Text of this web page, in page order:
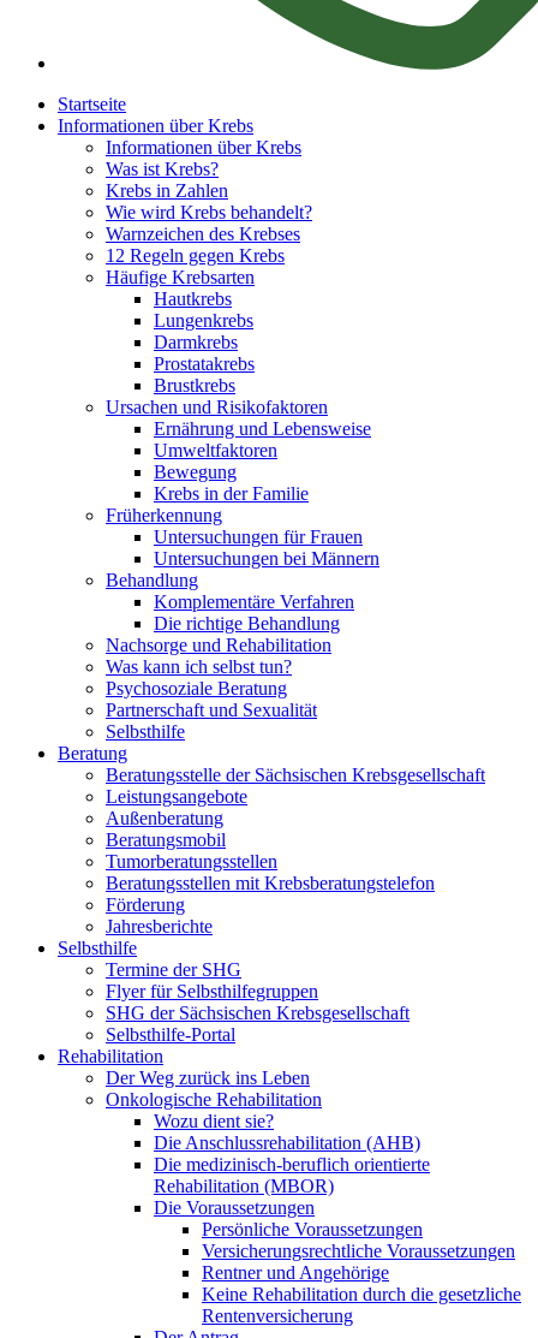
Startseite
Informationen über Krebs
Informationen über Krebs
Was ist Krebs?
Krebs in Zahlen
Wie wird Krebs behandelt?
Warnzeichen des Krebses
12 Regeln gegen Krebs
Häufige Krebsarten
Hautkrebs
Lungenkrebs
Darmkrebs
Prostatakrebs
Brustkrebs
Ursachen und Risikofaktoren
Ernährung und Lebensweise
Umweltfaktoren
Bewegung
Krebs in der Familie
Früherkennung
Untersuchungen für Frauen
Untersuchungen bei Männern
Behandlung
Komplementäre Verfahren
Die richtige Behandlung
Nachsorge und Rehabilitation
Was kann ich selbst tun?
Psychosoziale Beratung
Partnerschaft und Sexualität
Selbsthilfe
Beratung
Beratungsstelle der Sächsischen Krebsgesellschaft
Leistungsangebote
Außenberatung
Beratungsmobil
Tumorberatungsstellen
Beratungsstellen mit Krebsberatungstelefon
Förderung
Jahresberichte
Selbsthilfe
Termine der SHG
Flyer für Selbsthilfegruppen
SHG der Sächsischen Krebsgesellschaft
Selbsthilfe-Portal
Rehabilitation
Der Weg zurück ins Leben
Onkologische Rehabilitation
Wozu dient sie?
Die Anschlussrehabilitation (AHB)
Die medizinisch-beruflich orientierte
Rehabilitation (MBOR)
Die Voraussetzungen
Persönliche Voraussetzungen
Versicherungsrechtliche Voraussetzungen
Rentner und Angehörige
Keine Rehabilitation durch die gesetzliche
Rentenversicherung